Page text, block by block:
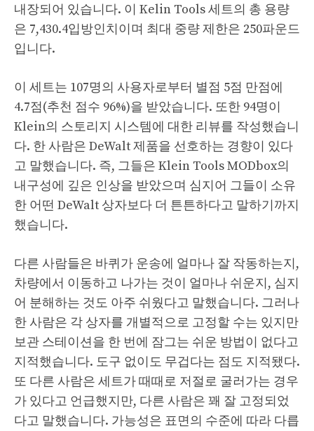
내장되어 있습니다. 이 Kelin Tools 세트의 총 용량
은 7,430.4입방인치이며 최대 중량 제한은 250파운드
입니다.
이 세트는 107명의 사용자로부터 별점 5점 만점에
4.7점(추천 점수 96%)을 받았습니다. 또한 94명이
Klein의 스토리지 시스템에 대한 리뷰를 작성했습니
다. 한 사람은 DeWalt 제품을 선호하는 경향이 있다
고 말했습니다. 즉, 그들은 Klein Tools MODbox의
내구성에 깊은 인상을 받았으며 심지어 그들이 소유
한 어떤 DeWalt 상자보다 더 튼튼하다고 말하기까지
했습니다.
다른 사람들은 바퀴가 운송에 얼마나 잘 작동하는지,
차량에서 이동하고 나가는 것이 얼마나 쉬운지, 심지
어 분해하는 것도 아주 쉬웠다고 말했습니다. 그러나
한 사람은 각 상자를 개별적으로 고정할 수는 있지만
보관 스테이션을 한 번에 잠그는 쉬운 방법이 없다고
지적했습니다. 도구 없이도 무겁다는 점도 지적됐다.
또 다른 사람은 세트가 때때로 저절로 굴러가는 경우
가 있다고 언급했지만, 다른 사람은 꽤 잘 고정되었
다고 말했습니다. 가능성은 표면의 수준에 따라 다릅